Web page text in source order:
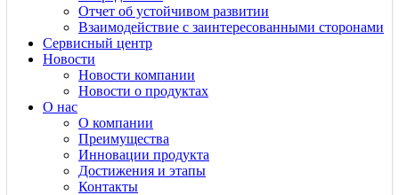
Отчет об устойчивом развитии
Взаимодействие с заинтересованными сторонами
Сервисный центр
Новости
Новости компании
Новости о продуктах
О нас
О компании
Преимущества
Инновации продукта
Достижения и этапы
Контакты